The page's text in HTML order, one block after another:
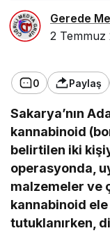
Gerede
2 Temmuz
0 Paylaş
Sakarya’nın
kannabinoid
belirtilen iki
operasyonda,
malzemeler ve
kannabinoid
tutuklanırken,